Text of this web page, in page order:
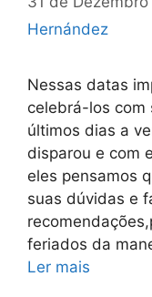
Hernández
Nessas datas
celebrá-los com
últimos dias a
disparou e com
eles pensamos
suas dúvidas e
feriados da
Ler mais